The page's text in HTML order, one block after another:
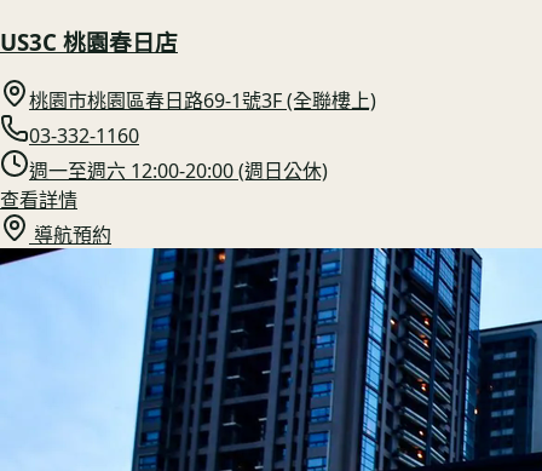
US3C 桃園春日店
桃園市桃園區春日路69-1號3F (全聯樓上)
03-332-1160
週一至週六 12:00-20:00 (週日公休)
查看詳情
導航預約